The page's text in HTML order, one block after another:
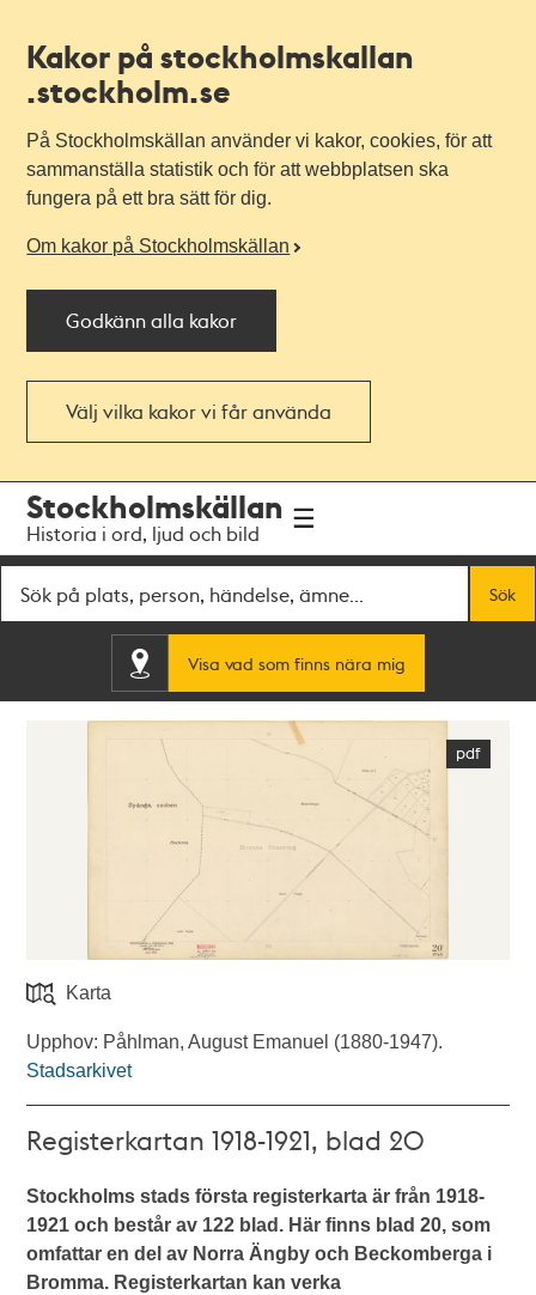
Kakor på stockholmskallan
.stockholm.se
På Stockholmskällan använder vi kakor, cookies, för att
sammanställa statistik och för att webbplatsen ska
fungera på ett bra sätt för dig.
Om kakor på Stockholmskällan
Godkänn alla kakor
Välj vilka kakor vi får använda
navigationen
huvudinnehållet
Stockholmskällan
Historia i ord, ljud och bild
Sök
Visa vad som finns nära mig
Karta
Upphov: Påhlman, August Emanuel (1880-1947).
Stadsarkivet
Registerkartan 1918-1921, blad 20
Stockholms stads första registerkarta är från 1918-
1921 och består av 122 blad. Här finns blad 20, som
omfattar en del av Norra Ängby och Beckomberga i
Bromma. Registerkartan kan verka